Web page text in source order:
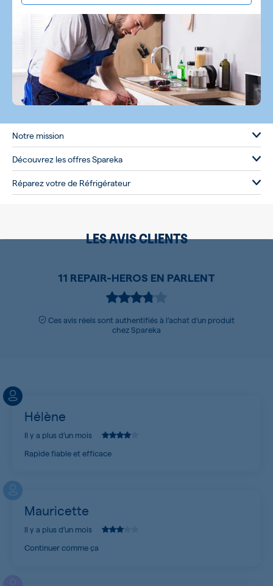
Notre mission
Découvrez les offres Spareka
Réparez votre de Réfrigérateur
LES AVIS CLIENTS
11 REPAIR-HEROS EN PARLENT
Ces avis réels sont authentifiés à l’achat d’un produit
chez Spareka
Hélène
Il y a plus d’un mois
Rapide fiable et efficace
Mauricette
Il y a plus d’un mois
Continuer comme ça